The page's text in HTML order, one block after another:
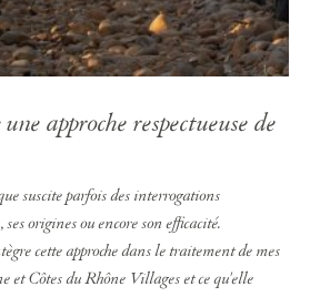
approche respectueuse de
suscite parfois des interrogations
origines ou encore son efficacité.
cette approche dans le traitement de mes
et Côtes du Rhône Villages et ce qu'elle